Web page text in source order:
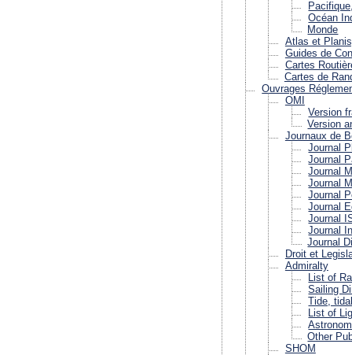
Océan
Monde
Atlas et
Guides de
Cartes
Cartes de
Ouvrages
OMI
Version
Version
Journaux de
Journal
Journal
Journal
Journal
Journal
Journal
Journal
Journal
Journal
Droit et
Admiralty
List of
Sailing
Tide,
List of
Other
SHOM